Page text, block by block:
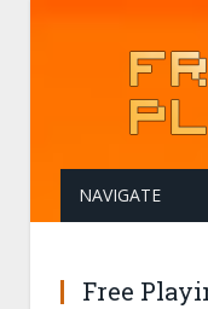
NAVIGATE
Free